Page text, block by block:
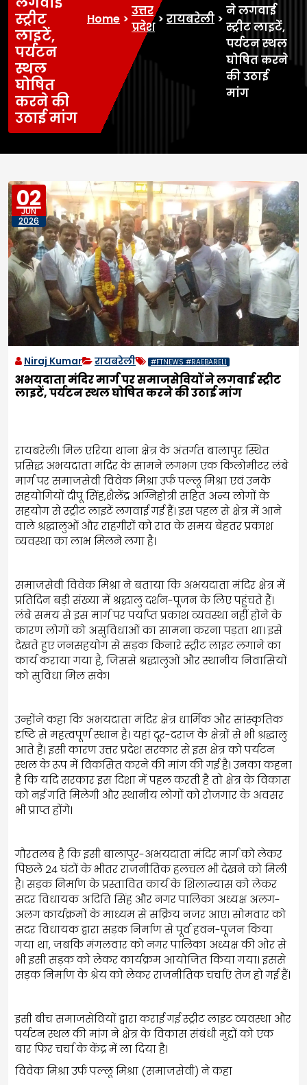
स्ट्रीट
लाइटें,
पर्यटन
स्थल
घोषित
करने की
उठाई मांग
Home >
उत्तर
प्रदेश
> रायबरेली >
ने लगवाई
स्ट्रीट लाइटें,
पर्यटन स्थल
घोषित करने
की उठाई
मांग
02
JUN
2026
Niraj Kumar रायबरेली #FTNEWS #RAEBARELI
अभयदाता मंदिर मार्ग पर समाजसेवियों ने लगवाई स्ट्रीट
लाइटें, पर्यटन स्थल घोषित करने की उठाई मांग
रायबरेली। मिल एरिया थाना क्षेत्र के अंतर्गत बालापुर स्थित
प्रसिद्ध अभयदाता मंदिर के सामने लगभग एक किलोमीटर लंबे
मार्ग पर समाजसेवी विवेक मिश्रा उर्फ पल्लू मिश्रा एवं उनके
सहयोगियों दीपू सिंह,शैलेंद्र अग्निहोत्री सहित अन्य लोगों के
सहयोग से स्ट्रीट लाइटें लगवाई गई हैं। इस पहल से क्षेत्र में आने
वाले श्रद्धालुओं और राहगीरों को रात के समय बेहतर प्रकाश
व्यवस्था का लाभ मिलने लगा है।
समाजसेवी विवेक मिश्रा ने बताया कि अभयदाता मंदिर क्षेत्र में
प्रतिदिन बड़ी संख्या में श्रद्धालु दर्शन-पूजन के लिए पहुंचते हैं।
लंबे समय से इस मार्ग पर पर्याप्त प्रकाश व्यवस्था नहीं होने के
कारण लोगों को असुविधाओं का सामना करना पड़ता था। इसे
देखते हुए जनसहयोग से सड़क किनारे स्ट्रीट लाइट लगाने का
कार्य कराया गया है, जिससे श्रद्धालुओं और स्थानीय निवासियों
को सुविधा मिल सके।
उन्होंने कहा कि अभयदाता मंदिर क्षेत्र धार्मिक और सांस्कृतिक
दृष्टि से महत्वपूर्ण स्थान है। यहां दूर-दराज के क्षेत्रों से भी श्रद्धालु
आते हैं। इसी कारण उत्तर प्रदेश सरकार से इस क्षेत्र को पर्यटन
स्थल के रूप में विकसित करने की मांग की गई है। उनका कहना
है कि यदि सरकार इस दिशा में पहल करती है तो क्षेत्र के विकास
को नई गति मिलेगी और स्थानीय लोगों को रोजगार के अवसर
भी प्राप्त होंगे।
गौरतलब है कि इसी बालापुर-अभयदाता मंदिर मार्ग को लेकर
पिछले 24 घंटों के भीतर राजनीतिक हलचल भी देखने को मिली
है। सड़क निर्माण के प्रस्तावित कार्य के शिलान्यास को लेकर
सदर विधायक अदिति सिंह और नगर पालिका अध्यक्ष अलग-
अलग कार्यक्रमों के माध्यम से सक्रिय नजर आए। सोमवार को
सदर विधायक द्वारा सड़क निर्माण से पूर्व हवन-पूजन किया
गया था, जबकि मंगलवार को नगर पालिका अध्यक्ष की ओर से
भी इसी सड़क को लेकर कार्यक्रम आयोजित किया गया। इससे
सड़क निर्माण के श्रेय को लेकर राजनीतिक चर्चाएं तेज हो गई हैं।
इसी बीच समाजसेवियों द्वारा कराई गई स्ट्रीट लाइट व्यवस्था और
पर्यटन स्थल की मांग ने क्षेत्र के विकास संबंधी मुद्दों को एक
बार फिर चर्चा के केंद्र में ला दिया है।
विवेक मिश्रा उर्फ पल्लू मिश्रा (समाजसेवी) ने कहा